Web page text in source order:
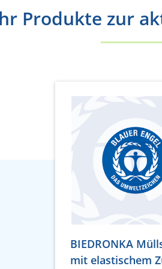
Produkte zur
BIEDRONKA
mit elastischem